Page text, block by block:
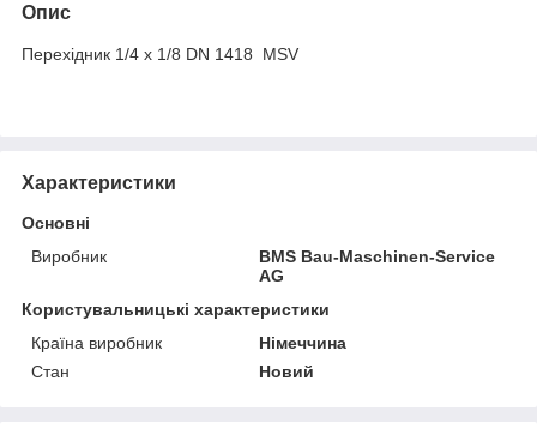
Опис
Перехідник 1/4 х 1/8 DN 1418 MSV
Характеристики
Основні
Виробник
BMS Bau-Maschinen-Service
AG
Користувальницькі характеристики
Країна виробник
Німеччина
Стан
Новий